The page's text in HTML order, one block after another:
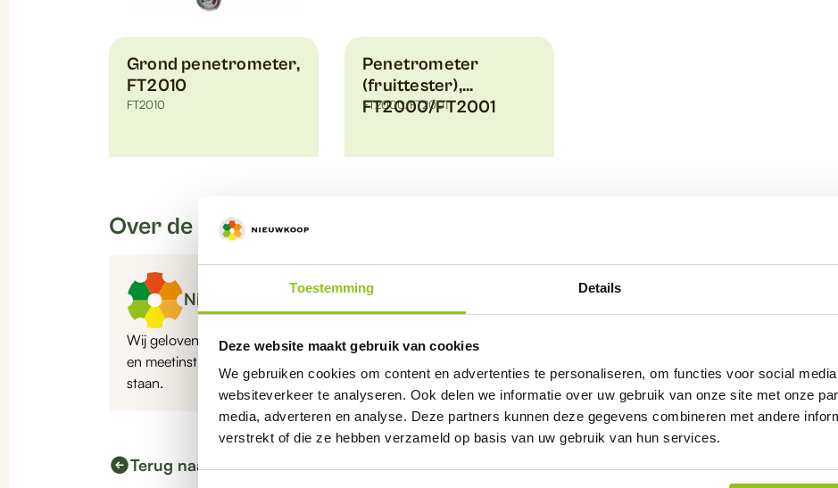
Toestemming Details
Deze website maakt gebruik van cookies
We gebruiken cookies om content en advertenties te personaliseren, om functies voor social
websiteverkeer te analyseren. Ook delen we informatie over uw gebruik van onze site met onze
media, adverteren en analyse. Deze partners kunnen deze gegevens combineren met andere
verstrekt of die ze hebben verzameld op basis van uw gebruik van hun services.
Grond penetrometer,
FT2010
FT2010
Penetrometer
(fruittester),
FT2000/FT2001
FT2000/FT2001
optie
kan
gekozen
op
de
productpagina
Over de auteur
Nieuwkoop
Wij geloven in nauwkeurige metingen en betrouwbare data. Met onze kennis en advies over sensoren
en meetinstrumenten helpen we organisaties elke dag een stap beter te worden. Dat is waar wij voor
staan.
Terug naar kennisbank